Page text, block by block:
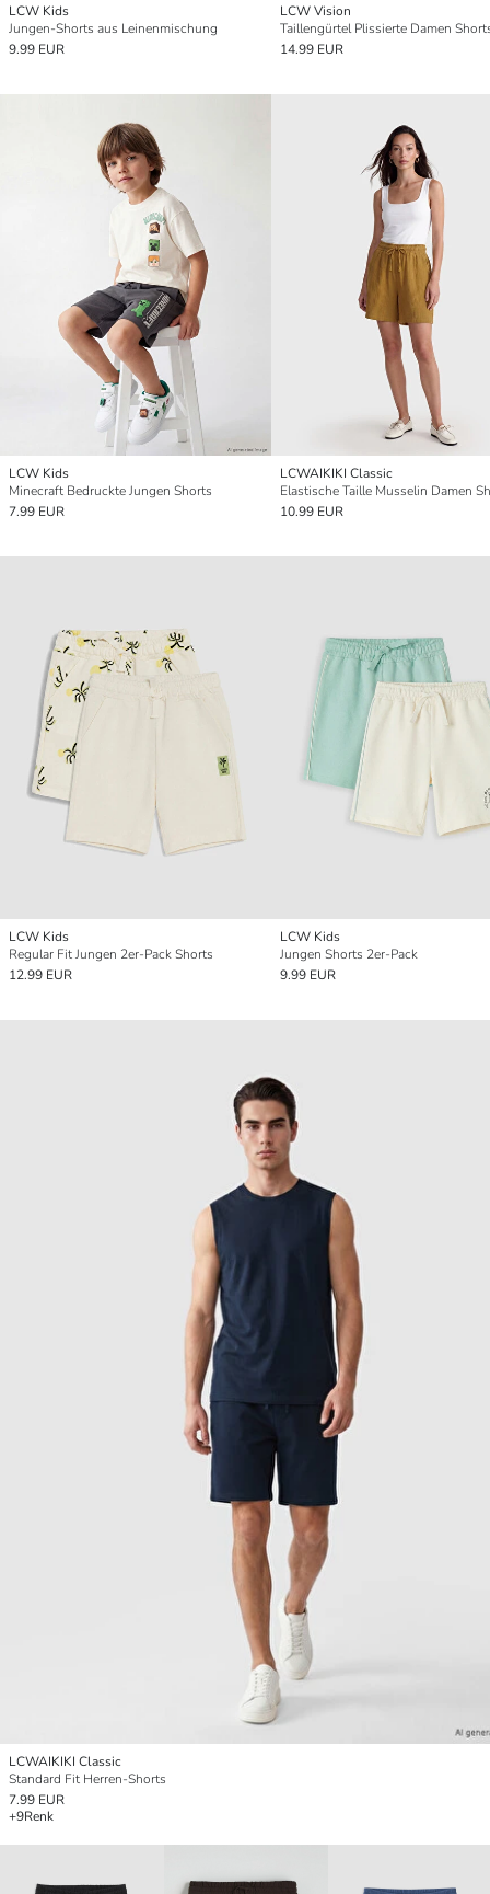
LCW Kids
Jungen-Shorts aus Leinenmischung
9.99 EUR
LCW Vision
Taillengürtel Plissierte Damen
14.99 EUR
LCW Kids
Minecraft Bedruckte Jungen Shorts
7.99 EUR
LCWAIKIKI Classic
Elastische Taille Musselin Damen
10.99 EUR
LCW Kids
Regular Fit Jungen 2er-Pack Shorts
12.99 EUR
LCW Kids
Jungen Shorts 2er-Pack
9.99 EUR
LCWAIKIKI Classic
Standard Fit Herren-Shorts
7.99 EUR
+9Renk